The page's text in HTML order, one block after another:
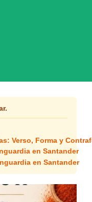
Verso, Forma y
en Santander
en Santander